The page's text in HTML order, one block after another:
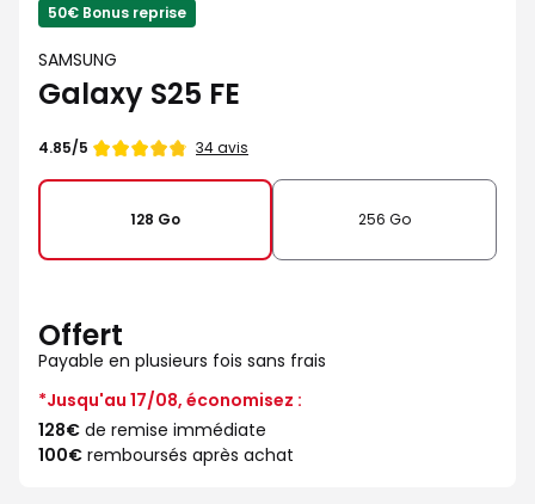
50€ Bonus reprise
SAMSUNG
Galaxy S25 FE
Note
4.85/5 34 avis
128 Go 256 Go
Offert
Payable en plusieurs fois sans frais
*Jusqu'au 17/08, économisez :
128€ de remise immédiate
100€ remboursés après achat